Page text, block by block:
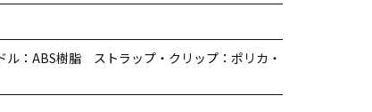
：ABS樹脂 ストラップ・クリップ：ポリカ・